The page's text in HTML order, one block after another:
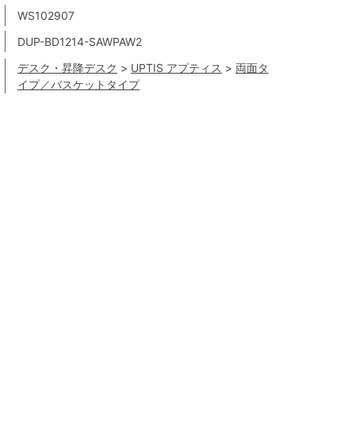
WS102907
DUP-BD1214-SAWPAW2
デスク・昇降デスク > UPTIS アプティス > 両面タ
イプ／バスケットタイプ